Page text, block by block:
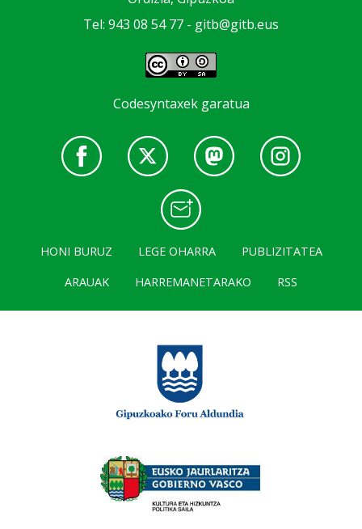
Tel: 943 08 54 77 - gitb@gitb.eus
Codesyntaxek garatua
HONI BURUZ LEGE OHARRA
PUBLIZITATEA
ARAUAK
HARREMANETARAKO RSS